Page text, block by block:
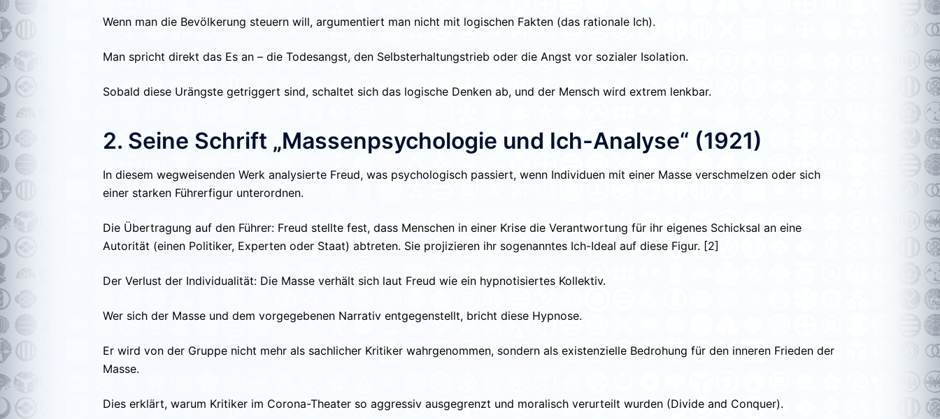
Wenn man die Bevölkerung steuern will, argumentiert man nicht mit logischen Fakten (das rationale Ich).
Man spricht direkt das Es an – die Todesangst, den Selbsterhaltungstrieb oder die Angst vor sozialer Isolation.
Sobald diese Urängste getriggert sind, schaltet sich das logische Denken ab, und der Mensch wird extrem lenkbar.
2. Seine Schrift „Massenpsychologie und Ich-Analyse“ (1921)
In diesem wegweisenden Werk analysierte Freud, was psychologisch passiert, wenn Individuen mit einer Masse verschmelzen oder sich
einer starken Führerfigur unterordnen.
Die Übertragung auf den Führer: Freud stellte fest, dass Menschen in einer Krise die Verantwortung für ihr eigenes Schicksal an eine
Autorität (einen Politiker, Experten oder Staat) abtreten. Sie projizieren ihr sogenanntes Ich-Ideal auf diese Figur. [2]
Der Verlust der Individualität: Die Masse verhält sich laut Freud wie ein hypnotisiertes Kollektiv.
Wer sich der Masse und dem vorgegebenen Narrativ entgegenstellt, bricht diese Hypnose.
Er wird von der Gruppe nicht mehr als sachlicher Kritiker wahrgenommen, sondern als existenzielle Bedrohung für den inneren Frieden der
Masse.
Dies erklärt, warum Kritiker im Corona-Theater so aggressiv ausgegrenzt und moralisch verurteilt wurden (Divide and Conquer).